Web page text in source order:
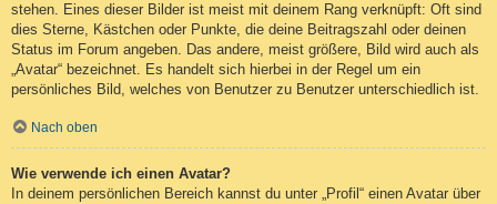
stehen. Eines dieser Bilder ist meist mit deinem Rang verknüpft: Oft sind
dies Sterne, Kästchen oder Punkte, die deine Beitragszahl oder deinen
Status im Forum angeben. Das andere, meist größere, Bild wird auch als
„Avatar“ bezeichnet. Es handelt sich hierbei in der Regel um ein
persönliches Bild, welches von Benutzer zu Benutzer unterschiedlich ist.
Nach oben
Wie verwende ich einen Avatar?
In deinem persönlichen Bereich kannst du unter „Profil“ einen Avatar über